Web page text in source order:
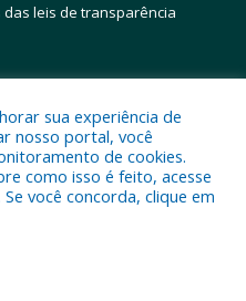
das leis de transparência
Municipal de Altamira.
sua experiência de
nosso portal, você
de cookies.
como isso é feito, acesse
Se você concorda, clique em